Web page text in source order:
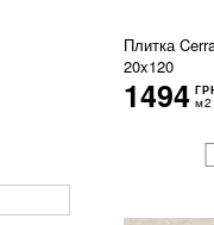
Плитка
20x120
1494 м2